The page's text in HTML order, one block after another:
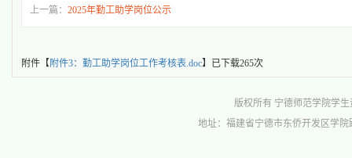
上一篇： 2025年勤工助学岗位公示
附件【 附件3：勤工助学岗位工作考核表.doc】已下载265次
版权所有 宁德师范学院学生
地址：福建省宁德市东侨开发区学院